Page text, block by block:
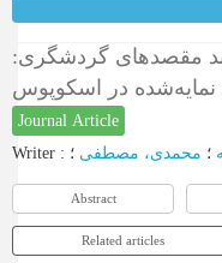
مقصدهای گردشگری:
Journal Article
Writer : ؛ محمدی، مصطفی ؛
Abstract
Related articles